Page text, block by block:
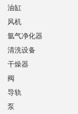
油缸
风机
氩气净化器
清洗设备
干燥器
阀
导轨
泵